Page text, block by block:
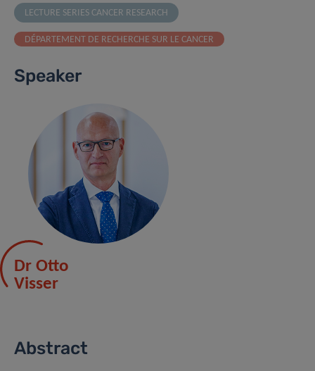
LECTURE SERIES CANCER RESEARCH
DÉPARTEMENT DE RECHERCHE SUR LE CANCER
Speaker
Dr Otto
Visser
Abstract